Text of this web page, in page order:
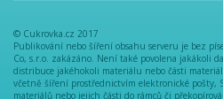
© Cukrovka.cz 2017
Publikování nebo šíření obsahu serveru je bez
Co, s.r.o. zakázáno. Není také povolena jakákoli
distribuce jakéhokoli materiálu nebo části
včetně šíření prostřednictvím elektronické
materiálů nebo jejich části do rámců či